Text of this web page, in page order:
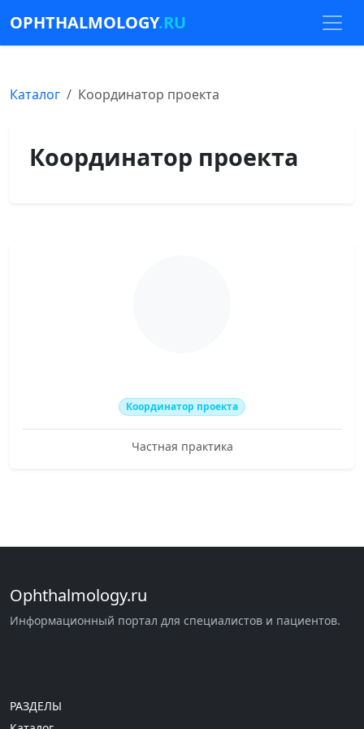
OPHTHALMOLOGY.RU
Каталог Координатор проекта
Координатор проекта
Координатор проекта
Частная практика
Ophthalmology.ru
Информационный портал для специалистов и пациентов.
РАЗДЕЛЫ